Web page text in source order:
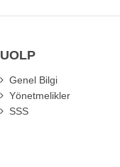
UOLP
Genel Bilgi
Yönetmelikler
SSS